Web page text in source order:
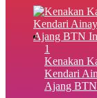
1
‎Kenakan
Kendari
Ajang BTN